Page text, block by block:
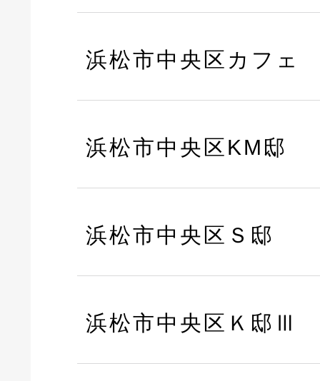
浜松市中央区カフェ
浜松市中央区KM邸
浜松市中央区Ｓ邸
浜松市中央区Ｋ邸Ⅲ